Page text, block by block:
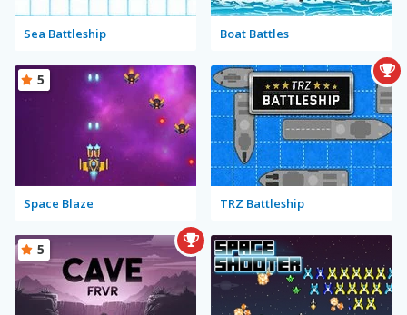
Sea Battleship Boat Battles
Space Blaze
5
TRZ Battleship
5